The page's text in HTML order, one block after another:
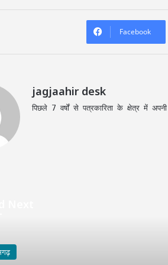
Facebook
jagjaahir desk
पिछले 7 वर्षों से पत्रकारिता के क्षेत्र में